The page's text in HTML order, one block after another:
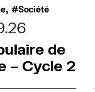
, Société
de
– Cycle 2